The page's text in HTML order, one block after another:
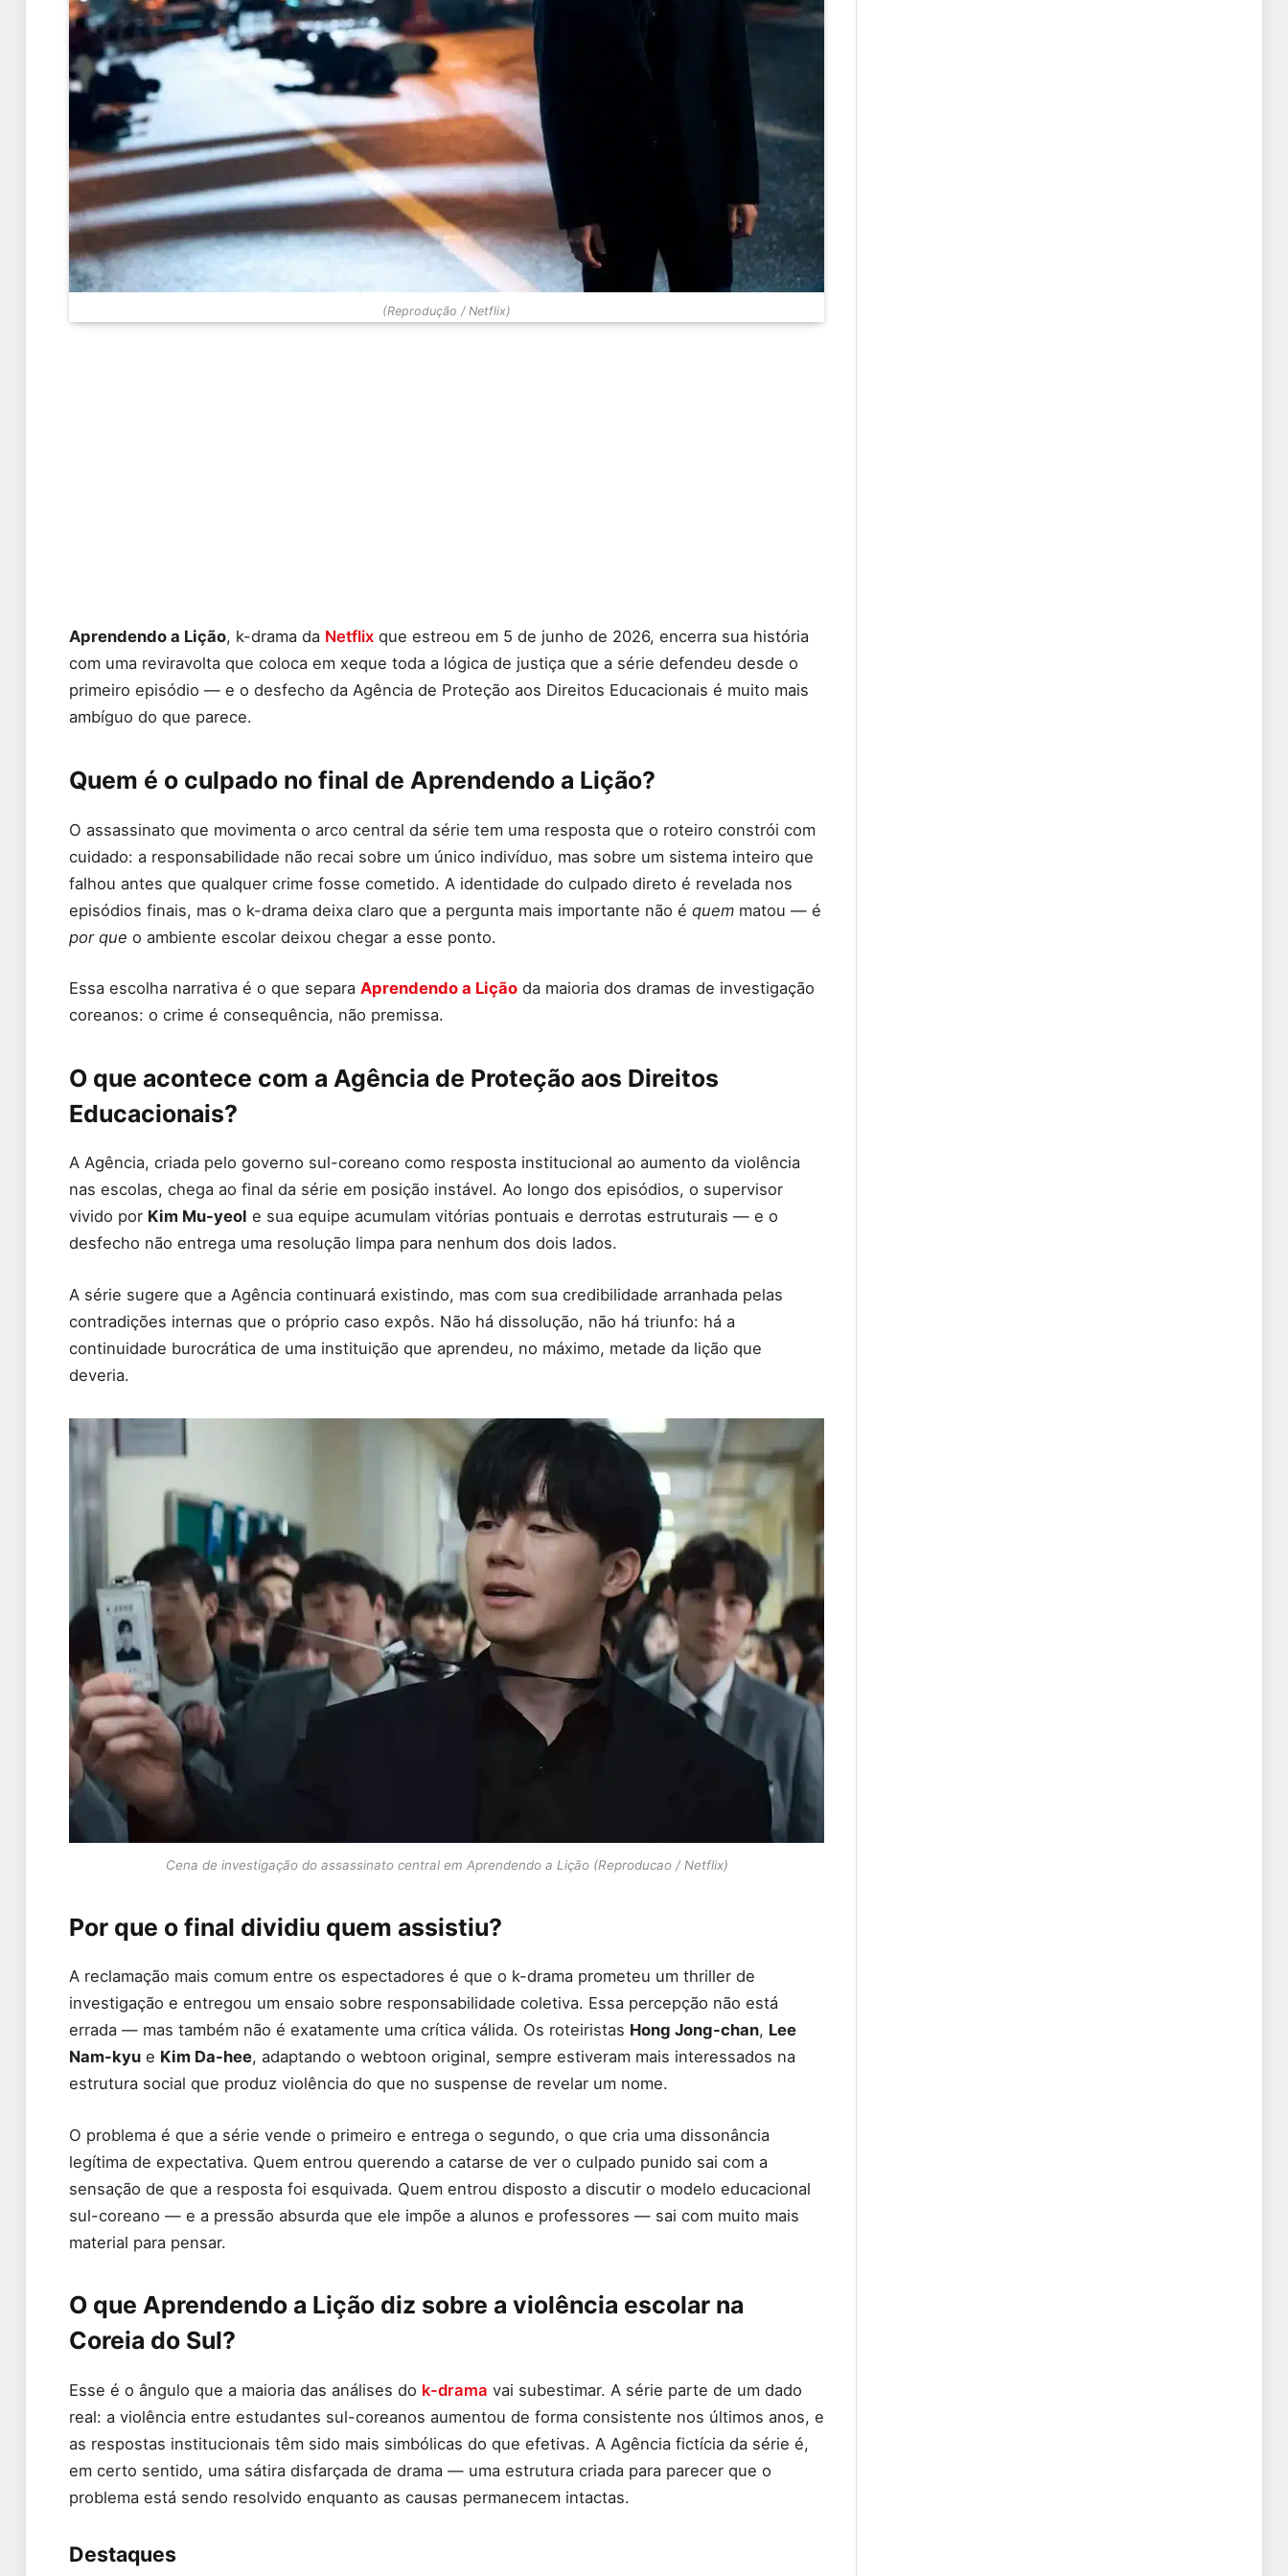
(Reprodução / Netflix)
Aprendendo a Lição, k-drama da Netflix que estreou em 5 de junho de 2026, encerra sua história
com uma reviravolta que coloca em xeque toda a lógica de justiça que a série defendeu desde o
primeiro episódio — e o desfecho da Agência de Proteção aos Direitos Educacionais é muito mais
ambíguo do que parece.
Quem é o culpado no final de Aprendendo a Lição?
O assassinato que movimenta o arco central da série tem uma resposta que o roteiro constrói com
cuidado: a responsabilidade não recai sobre um único indivíduo, mas sobre um sistema inteiro que
falhou antes que qualquer crime fosse cometido. A identidade do culpado direto é revelada nos
episódios finais, mas o k-drama deixa claro que a pergunta mais importante não é quem matou — é
por que o ambiente escolar deixou chegar a esse ponto.
Essa escolha narrativa é o que separa Aprendendo a Lição da maioria dos dramas de investigação
coreanos: o crime é consequência, não premissa.
O que acontece com a Agência de Proteção aos Direitos
Educacionais?
A Agência, criada pelo governo sul-coreano como resposta institucional ao aumento da violência
nas escolas, chega ao final da série em posição instável. Ao longo dos episódios, o supervisor
vivido por Kim Mu-yeol e sua equipe acumulam vitórias pontuais e derrotas estruturais — e o
desfecho não entrega uma resolução limpa para nenhum dos dois lados.
A série sugere que a Agência continuará existindo, mas com sua credibilidade arranhada pelas
contradições internas que o próprio caso expôs. Não há dissolução, não há triunfo: há a
continuidade burocrática de uma instituição que aprendeu, no máximo, metade da lição que
deveria.
Cena de investigação do assassinato central em Aprendendo a Lição (Reproducao / Netflix)
Por que o final dividiu quem assistiu?
A reclamação mais comum entre os espectadores é que o k-drama prometeu um thriller de
investigação e entregou um ensaio sobre responsabilidade coletiva. Essa percepção não está
errada — mas também não é exatamente uma crítica válida. Os roteiristas Hong Jong-chan, Lee
Nam-kyu e Kim Da-hee, adaptando o webtoon original, sempre estiveram mais interessados na
estrutura social que produz violência do que no suspense de revelar um nome.
O problema é que a série vende o primeiro e entrega o segundo, o que cria uma dissonância
legítima de expectativa. Quem entrou querendo a catarse de ver o culpado punido sai com a
sensação de que a resposta foi esquivada. Quem entrou disposto a discutir o modelo educacional
sul-coreano — e a pressão absurda que ele impõe a alunos e professores — sai com muito mais
material para pensar.
O que Aprendendo a Lição diz sobre a violência escolar na
Coreia do Sul?
Esse é o ângulo que a maioria das análises do k-drama vai subestimar. A série parte de um dado
real: a violência entre estudantes sul-coreanos aumentou de forma consistente nos últimos anos, e
as respostas institucionais têm sido mais simbólicas do que efetivas. A Agência fictícia da série é,
em certo sentido, uma sátira disfarçada de drama — uma estrutura criada para parecer que o
problema está sendo resolvido enquanto as causas permanecem intactas.
Destaques